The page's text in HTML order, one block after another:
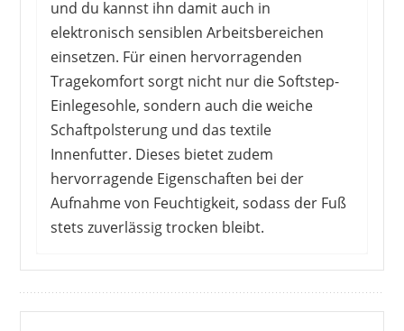
und du kannst ihn damit auch in
elektronisch sensiblen Arbeitsbereichen
einsetzen. Für einen hervorragenden
Tragekomfort sorgt nicht nur die Softstep-
Einlegesohle, sondern auch die weiche
Schaftpolsterung und das textile
Innenfutter. Dieses bietet zudem
hervorragende Eigenschaften bei der
Aufnahme von Feuchtigkeit, sodass der Fuß
stets zuverlässig trocken bleibt.
Fast alle Käuferinnen dieses Schuhs sind sehr
zufrieden mit den Trageeigenschaften. Die
meisten Empfinden das Gewicht als angenehm